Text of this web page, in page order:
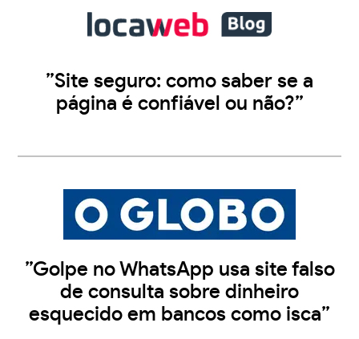
”Site seguro: como saber se a
página é confiável ou não?”
”Golpe no WhatsApp usa site falso
de consulta sobre dinheiro
esquecido em bancos como isca”